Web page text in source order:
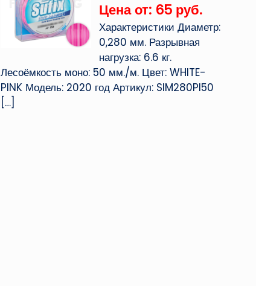
Цена от: 65 руб.
Характеристики Диаметр:
0,280 мм. Разрывная
нагрузка: 6.6 кг.
Лесоёмкость моно: 50 мм./м. Цвет: WHITE-
PINK Модель: 2020 год Артикул: SIM280PI50
[…]